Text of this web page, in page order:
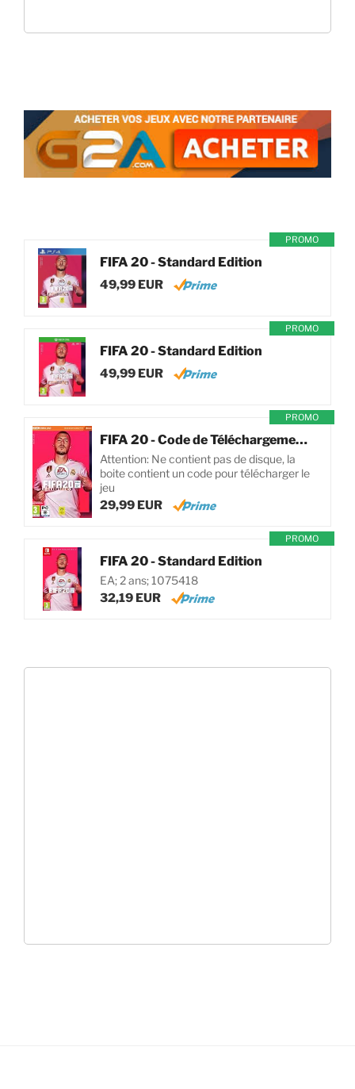
PROMO
FIFA 20 - Standard Edition
49,99 EUR
PROMO
FIFA 20 - Standard Edition
49,99 EUR
PROMO
FIFA 20 - Code de Téléchargement pour PC
Attention: Ne contient pas de disque, la
boite contient un code pour télécharger le
jeu
29,99 EUR
PROMO
FIFA 20 - Standard Edition
EA; 2 ans; 1075418
32,19 EUR